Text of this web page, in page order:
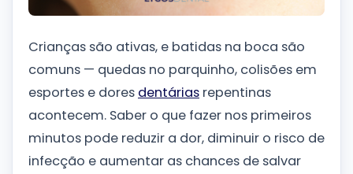
Crianças são ativas, e batidas na boca são
comuns — quedas no parquinho, colisões em
esportes e dores dentárias repentinas
acontecem. Saber o que fazer nos primeiros
minutos pode reduzir a dor, diminuir o risco de
infecção e aumentar as chances de salvar